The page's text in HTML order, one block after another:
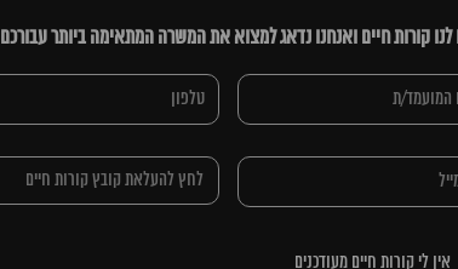
לנו קורות חיים ואנחנו נדאג למצוא את המשרה המתאימה ביותר עבורכם
לחץ להעלאת קובץ קורות חיים
אין לי קורות חיים מעודכנים